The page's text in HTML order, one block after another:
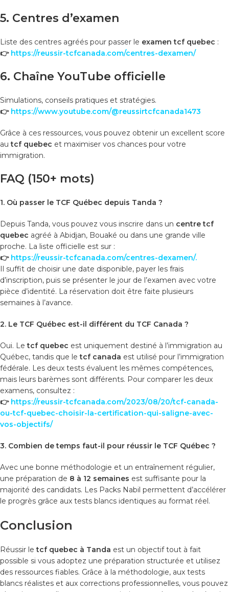
5. Centres d’examen
Liste des centres agréés pour passer le examen tcf quebec :
👉 https://reussir-tcfcanada.com/centres-dexamen/
6. Chaîne YouTube officielle
Simulations, conseils pratiques et stratégies.
👉 https://www.youtube.com/@reussirtcfcanada1473
Grâce à ces ressources, vous pouvez obtenir un excellent score
autcf quebec et maximiser vos chances pour votre
immigration.
FAQ (150+ mots)
1. Où passer le TCF Québec depuis Tanda ?
Depuis Tanda, vous pouvez vous inscrire dans un centre tcf
quebec agréé à Abidjan, Bouaké ou dans une grande ville
proche. La liste officielle est sur :
👉 https://reussir-tcfcanada.com/centres-dexamen/.
Il suffit de choisir une date disponible, payer les frais
d’inscription, puis se présenter le jour de l’examen avec votre
pièce d’identité. La réservation doit être faite plusieurs
semaines à l’avance.
2. Le TCF Québec est-il différent du TCF Canada ?
Oui. Letcf quebec est uniquement destiné à l’immigration au
Québec, tandis que letcf canada est utilisé pour l’immigration
fédérale. Les deux tests évaluent les mêmes compétences,
mais leurs barèmes sont différents. Pour comparer les deux
examens, consultez :
👉 https://reussir-tcfcanada.com/2023/08/20/tcf-canada-
ou-tcf-quebec-choisir-la-certification-qui-saligne-avec-
vos-objectifs/
3. Combien de temps faut-il pour réussir le TCF Québec ?
Avec une bonne méthodologie et un entraînement régulier,
une préparation de 8 à 12 semaines est suffisante pour la
majorité des candidats. Les Packs Nabil permettent d’accélérer
le progrès grâce aux tests blancs identiques au format réel.
Conclusion
Réussir letcf quebec à Tanda est un objectif tout à fait
possible si vous adoptez une préparation structurée et utilisez
des ressources fiables. Grâce à la méthodologie, aux tests
blancs réalistes et aux corrections professionnelles, vous pouvez